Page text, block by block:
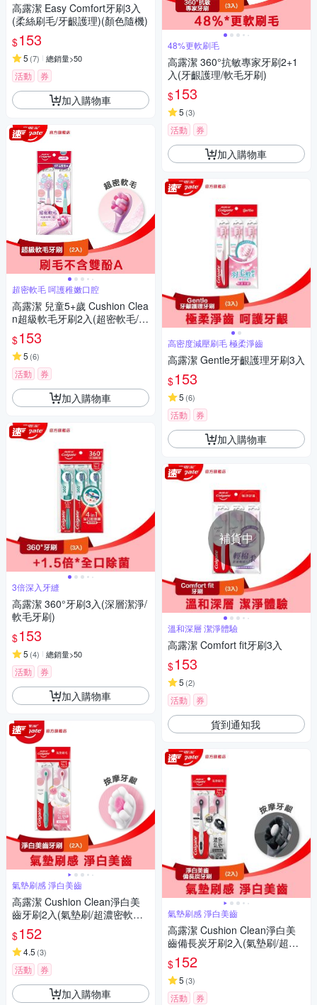
高露潔 Easy Comfort牙刷3入
(柔絲刷毛/牙齦護理)(顏色隨機)
$153
5 (7) 總銷量>50
活動 券
加入購物車
超密軟毛 呵護稚嫩口腔
高露潔 兒童5+歲 Cushion Clea
n超級軟毛牙刷2入(超密軟毛/小
巧刷頭)
$153
5 (6)
活動 券
加入購物車
3倍深入牙縫
高露潔 360°牙刷3入(深層潔淨/
軟毛牙刷)
$153
5 (4) 總銷量>50
活動 券
加入購物車
氣墊刷感 淨白美齒
高露潔 Cushion Clean淨白美
齒牙刷2入(氣墊刷/超濃密軟毛
牙刷/按摩牙齦)
$152
4.5 (3)
活動 券
加入購物車
48%更軟刷毛
高露潔 360°抗敏專家牙刷2+1
入(牙齦護理/軟毛牙刷)
$153
5 (3)
活動 券
加入購物車
高密度減壓刷毛 極柔淨齒
高露潔 Gentle牙齦護理牙刷3入
$153
5 (6)
活動 券
加入購物車
補貨中
溫和深層 潔淨體驗
高露潔 Comfort fit牙刷3入
$153
5 (2)
活動 券
貨到通知我
氣墊刷感 淨白美齒
高露潔 Cushion Clean淨白美
齒備長炭牙刷2入(氣墊刷/超濃
密軟毛牙刷/按摩牙齦)
$152
5 (3)
活動 券